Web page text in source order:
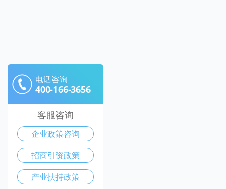
电话咨询
400-166-3656
客服咨询
企业政策咨询
招商引资政策
产业扶持政策